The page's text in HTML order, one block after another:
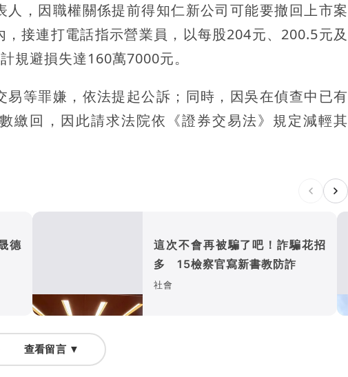
，因職權關係提前得知仁新公司可能要撤回上市案
接連打電話指示營業員，以每股204元、200.5元及
規避損失達160萬7000元。
等罪嫌，依法提起公訴；同時，因吳在偵查中已有
繳回，因此請求法院依《證券交易法》規定減輕其
德
這次不會再被騙了吧！詐騙花招
多 15檢察官寫新書教防詐
社會
查看留言 ▼